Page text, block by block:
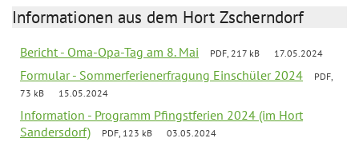
Informationen aus dem Hort Zscherndorf
Bericht - Oma-Opa-Tag am 8. Mai PDF, 217 kB 17.05.2024
Formular - Sommerferienerfragung Einschüler 2024
PDF,
73 kB
15.05.2024
Information - Programm Pfingstferien 2024 (im Hort
Sandersdorf)
PDF, 123 kB 03.05.2024